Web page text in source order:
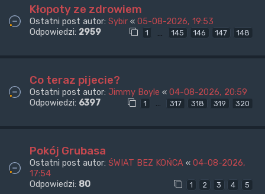
Kłopoty ze zdrowiem
Ostatni post autor: Sybir « 05-08-2026, 19:53
Odpowiedzi: 2959 1 145 146 147 148
Co teraz pijecie?
Ostatni post autor: Jimmy Boyle « 04-08-2026, 20:59
Odpowiedzi: 6397 1 … 317 318 319 320
Pokój Grubasa
Ostatni post autor: ŚWIAT BEZ KOŃCA « 04-08-2026,
17:54
Odpowiedzi: 80 1 2 3 4 5